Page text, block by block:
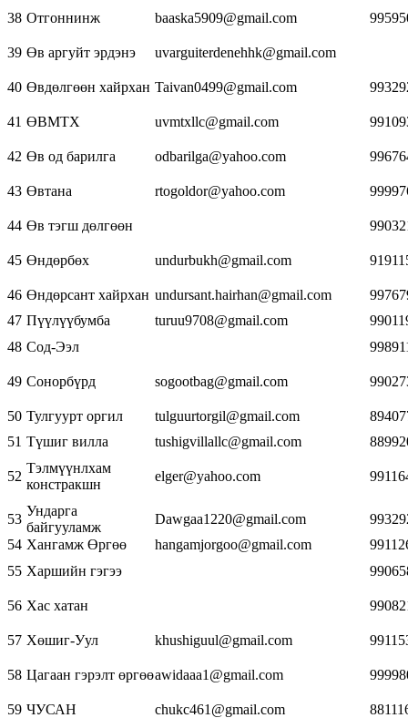
38 Отгоннинж baaska5909@gmail.com
39 Өв аргуйт эрдэнэ uvarguiterdenehhk@gmail.com
40 Өвдөлгөөн хайрхан Taivan0499@gmail.com
41 ӨВМТХ uvmtxllc@gmail.com
42 Өв од барилга odbarilga@yahoo.com
43 Өвтана rtogoldor@yahoo.com
44 Өв тэгш дөлгөөн
45 Өндөрбөх undurbukh@gmail.com
46 Өндөрсант хайрхан undursant.hairhan@gmail.com
47 Пүүлүүбумба turuu9708@gmail.com
48 Сод-Ээл
49 Сонорбүрд sogootbag@gmail.com
50 Тулгуурт оргил tulguurtorgil@gmail.com
51 Түшиг вилла tushigvillallc@gmail.com
52
Тэлмүүнлхам
констракшн
elger@yahoo.com
53
Ундарга
байгууламж
Dawgaa1220@gmail.com
54 Хангамж Өргөө hangamjorgoo@gmail.com
55 Харшийн гэгээ
56 Хас хатан
57 Хөшиг-Уул khushiguul@gmail.com
58 Цагаан гэрэлт өргөөawidaaa1@gmail.com
59 ЧУСАН chukc461@gmail.com